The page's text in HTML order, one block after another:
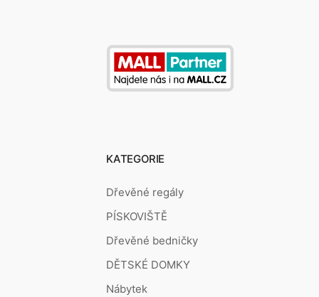
KATEGORIE
Dřevěné regály
PÍSKOVIŠTĚ
Dřevěné bedničky
DĚTSKÉ DOMKY
Nábytek